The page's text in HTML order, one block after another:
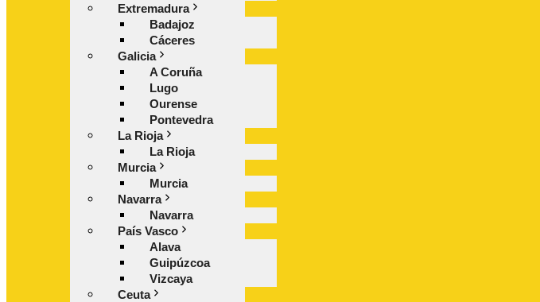
Extremadura
Badajoz
Cáceres
Galicia
A Coruña
Lugo
Ourense
Pontevedra
La Rioja
La Rioja
Murcia
Murcia
Navarra
Navarra
País Vasco
Alava
Guipúzcoa
Vizcaya
Ceuta